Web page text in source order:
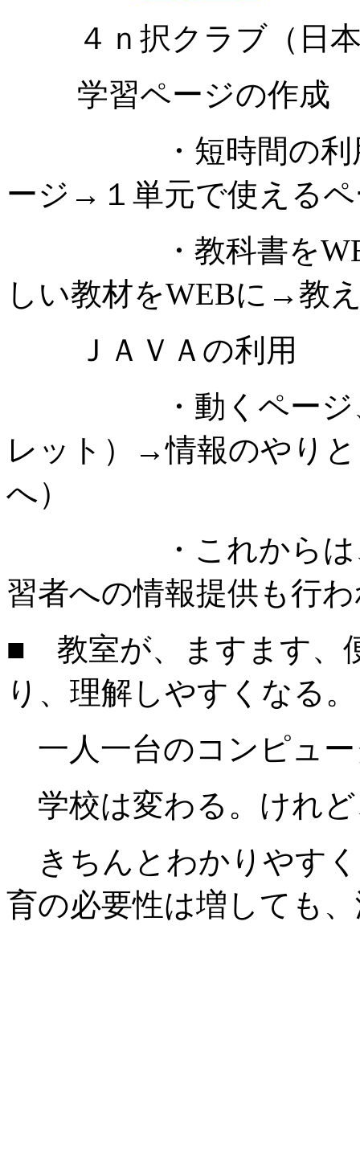
４ｎ択クラブ（日
学習ページの作成
・短時間の利用ペ
ージ→１単元で使える
・教科書をWEB
しい教材をWEBに→教
ＪＡＶＡの利用
・動くページ、操
レット）→情報のやり
へ）
・これからは、
習者への情報提供も行
■ 教室が、ますます、
り、理解しやすくなる。
一人一台のコンピュ
学校は変わる。けれ
きちんとわかりやす
育の必要性は増しても